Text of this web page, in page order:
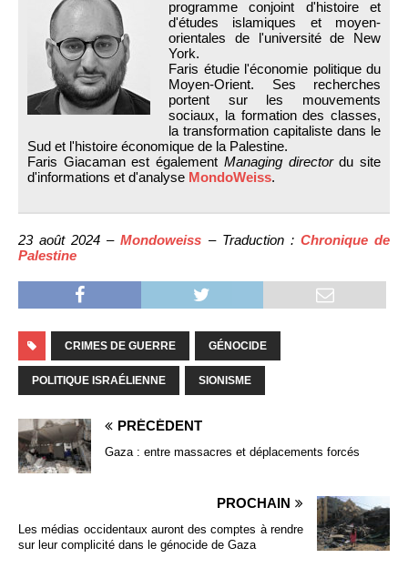
programme conjoint d'histoire et
d'études islamiques et moyen-
orientales de l'université de New
York.
Faris étudie l'économie politique du
Moyen-Orient. Ses recherches
portent sur les mouvements
sociaux, la formation des classes,
la transformation capitaliste dans le
Sud et l'histoire économique de la Palestine.
Faris Giacaman est également Managing directordu site
d'informations et d'analyse MondoWeiss.
23 août 2024 –Mondoweiss – Traduction : Chronique de
Palestine
CRIMES DE GUERRE GÉNOCIDE
POLITIQUE ISRAÉLIENNE SIONISME
PRÉCÉDENT
Gaza : entre massacres et déplacements forcés
PROCHAIN
Les médias occidentaux auront des comptes à rendre
sur leur complicité dans le génocide de Gaza